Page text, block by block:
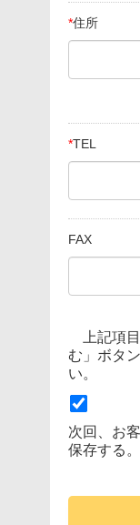
*住所
*TEL
FAX
上記項目
む」ボタ
い。
次回、お
保存する。